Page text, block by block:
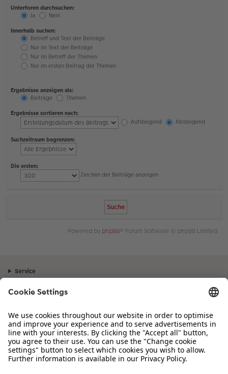
Unterforen durchsuchen:
Ja
Nein
Innerhalb suchen:
Betreff und Text der Beiträge
Nur im Text der Beiträge
Nur im Betreff der Themen
Nur im ersten Beitrag der Themen
Ergebnisse anzeigen als:
Beiträge
Themen
Ergebnisse sortieren nach:
Aufsteigend
Absteigend
Suchzeitraum begrenzen:
Die ersten:
Zeichen der Beiträge anzeigen
Powered by phpBB® Forum Software © phpBB Limited
Service
Sortiment
Inspiration